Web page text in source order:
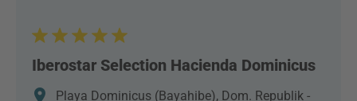
Iberostar Selection Hacienda Dominicus
Playa Dominicus (Bayahibe), Dom. Republik -